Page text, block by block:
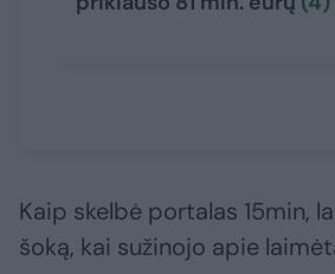
Kaip skelbė portalas 15min,
šoką, kai sužinojo apie